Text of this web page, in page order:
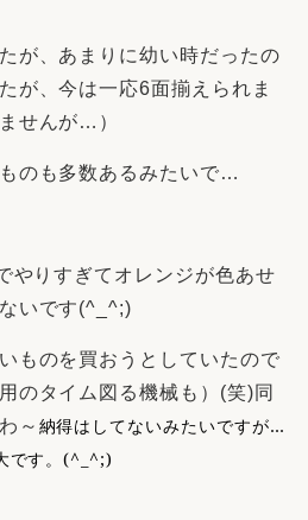
が、あまりに幼い時だったの
が、今は一応6面揃えられま
せんが…）
のも多数あるみたいで…
やりすぎてオレンジが色あせ
いです(^_^;)
ものを買おうとしていたので
のタイム図る機械も）(笑)同
～ 納得はしてないみたいですが…
です。(^_^;)